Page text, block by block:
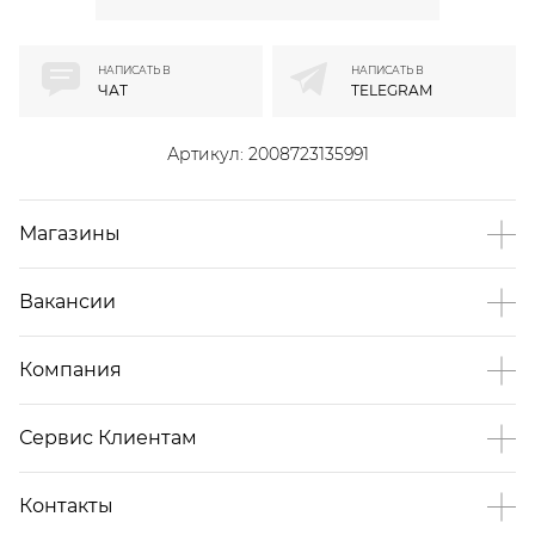
Артикул: 2008723135991
НАПИСАТЬ В
ЧАТ
НАПИСАТЬ В
TELEGRAM
Магазины
Вакансии
Компания
Сервис Клиентам
Контакты